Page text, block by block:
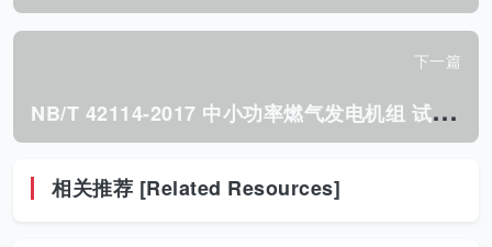
下一篇
N
B/T 42114-2017 中小功率燃气发电机组 试验方法.pdf
相关推荐 [Related Resources]